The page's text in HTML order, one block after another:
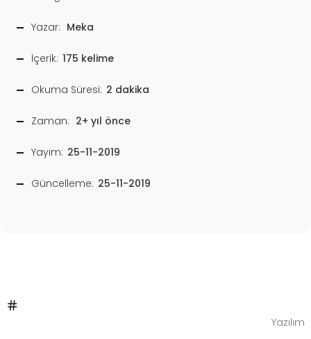
Yazar: Meka
İçerik: 175 kelime
Okuma Süresi: 2 dakika
Zaman: 2+ yıl önce
Yayım: 25-11-2019
Güncelleme: 25-11-2019
Yazılım